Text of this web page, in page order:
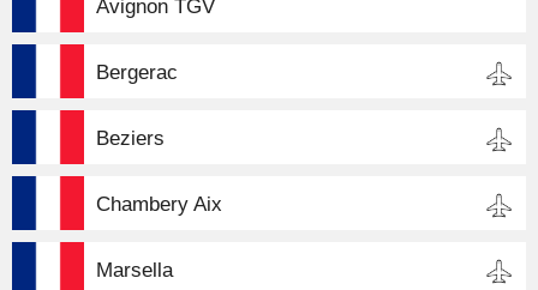
Avignon TGV
Bergerac
Beziers
Chambery Aix
Marsella